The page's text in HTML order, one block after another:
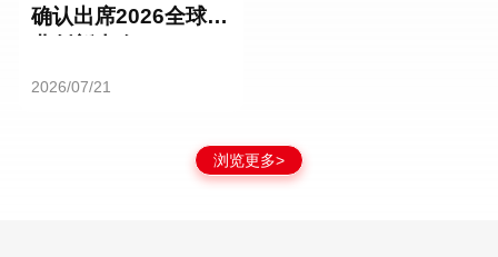
确认出席2026全球商
2026/07/21
浏览更多>